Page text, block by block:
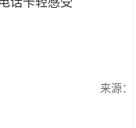
来源：